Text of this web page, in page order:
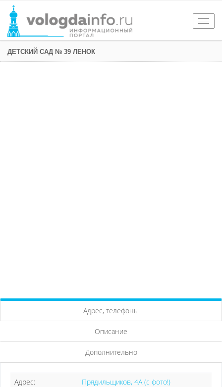
ДЕТСКИЙ САД № 39 ЛЕНОК
Адрес, телефоны
Описание
Дополнительно
Адрес:
Прядильщиков, 4А (с фото!)